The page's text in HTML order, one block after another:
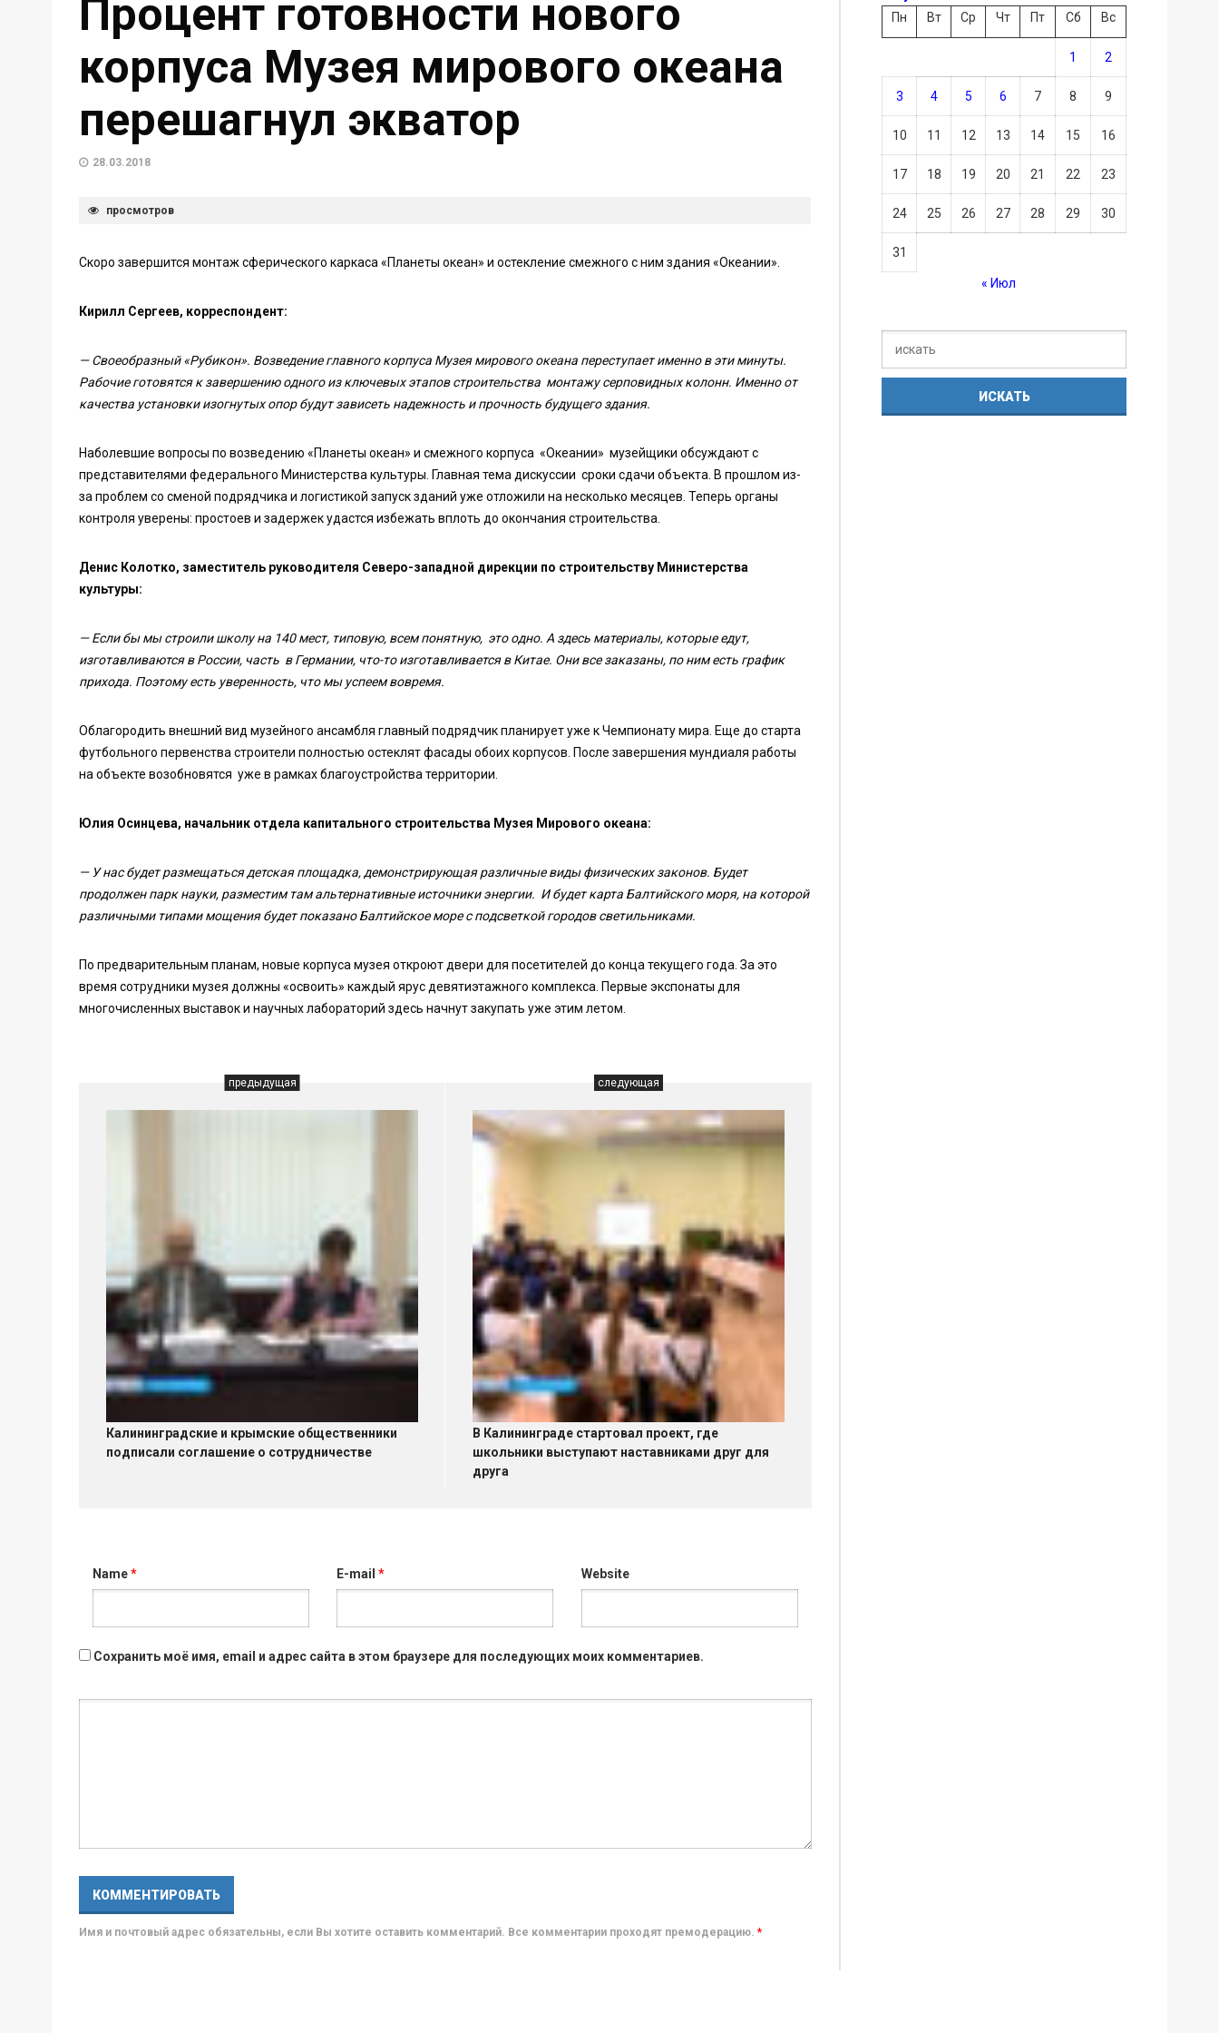
Процент готовности нового
корпуса Музея мирового океана
перешагнул экватор
28.03.2018
просмотров
Скоро завершится монтаж сферического каркаса «Планеты океан» и остекление смежного с ним здания «Океании».
Кирилл Сергеев, корреспондент:
— Своеобразный «Рубикон». Возведение главного корпуса Музея мирового океана переступает именно в эти минуты.
Рабочие готовятся к завершению одного из ключевых этапов строительства монтажу серповидных колонн. Именно от
качества установки изогнутых опор будут зависеть надежность и прочность будущего здания.
Наболевшие вопросы по возведению «Планеты океан» и смежного корпуса «Океании» музейщики обсуждают с
представителями федерального Министерства культуры. Главная тема дискуссии сроки сдачи объекта. В прошлом из-
за проблем со сменой подрядчика и логистикой запуск зданий уже отложили на несколько месяцев. Теперь органы
контроля уверены: простоев и задержек удастся избежать вплоть до окончания строительства.
Денис Колотко, заместитель руководителя Северо-западной дирекции по строительству Министерства
культуры:
— Если бы мы строили школу на 140 мест, типовую, всем понятную, это одно. А здесь материалы, которые едут,
изготавливаются в России, часть в Германии, что-то изготавливается в Китае. Они все заказаны, по ним есть график
прихода. Поэтому есть уверенность, что мы успеем вовремя.
Облагородить внешний вид музейного ансамбля главный подрядчик планирует уже к Чемпионату мира. Еще до старта
футбольного первенства строители полностью остеклят фасады обоих корпусов. После завершения мундиаля работы
на объекте возобновятся уже в рамках благоустройства территории.
Юлия Осинцева, начальник отдела капитального строительства Музея Мирового океана:
— У нас будет размещаться детская площадка, демонстрирующая различные виды физических законов. Будет
продолжен парк науки, разместим там альтернативные источники энергии. И будет карта Балтийского моря, на которой
различными типами мощения будет показано Балтийское море с подсветкой городов светильниками.
По предварительным планам, новые корпуса музея откроют двери для посетителей до конца текущего года. За это
время сотрудники музея должны «освоить» каждый ярус девятиэтажного комплекса. Первые экспонаты для
многочисленных выставок и научных лабораторий здесь начнут закупать уже этим летом.
предыдущая
Калининградские и крымские общественники
подписали соглашение о сотрудничестве
следующая
В Калининграде стартовал проект, где
школьники выступают наставниками друг для
друга
Name* E-mail* Website
Сохранить моё имя, email и адрес сайта в этом браузере для последующих моих комментариев.
Имя и почтовый адрес обязательны, если Вы хотите оставить комментарий. Все комментарии проходят премодерацию. *
Пн
Вт Ср Чт Пт Сб Вс
1 2
3 4 5 6 7 8 9
10 11 12 13 14 15 16
17 18 19 20 21 22 23
24 25 26 27 28 29 30
31
« Июл